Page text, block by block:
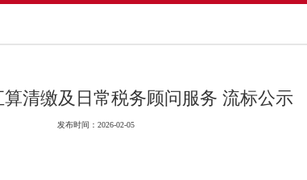
清缴及日常税务顾问服务 流标公示
发布时间：2026-02-05